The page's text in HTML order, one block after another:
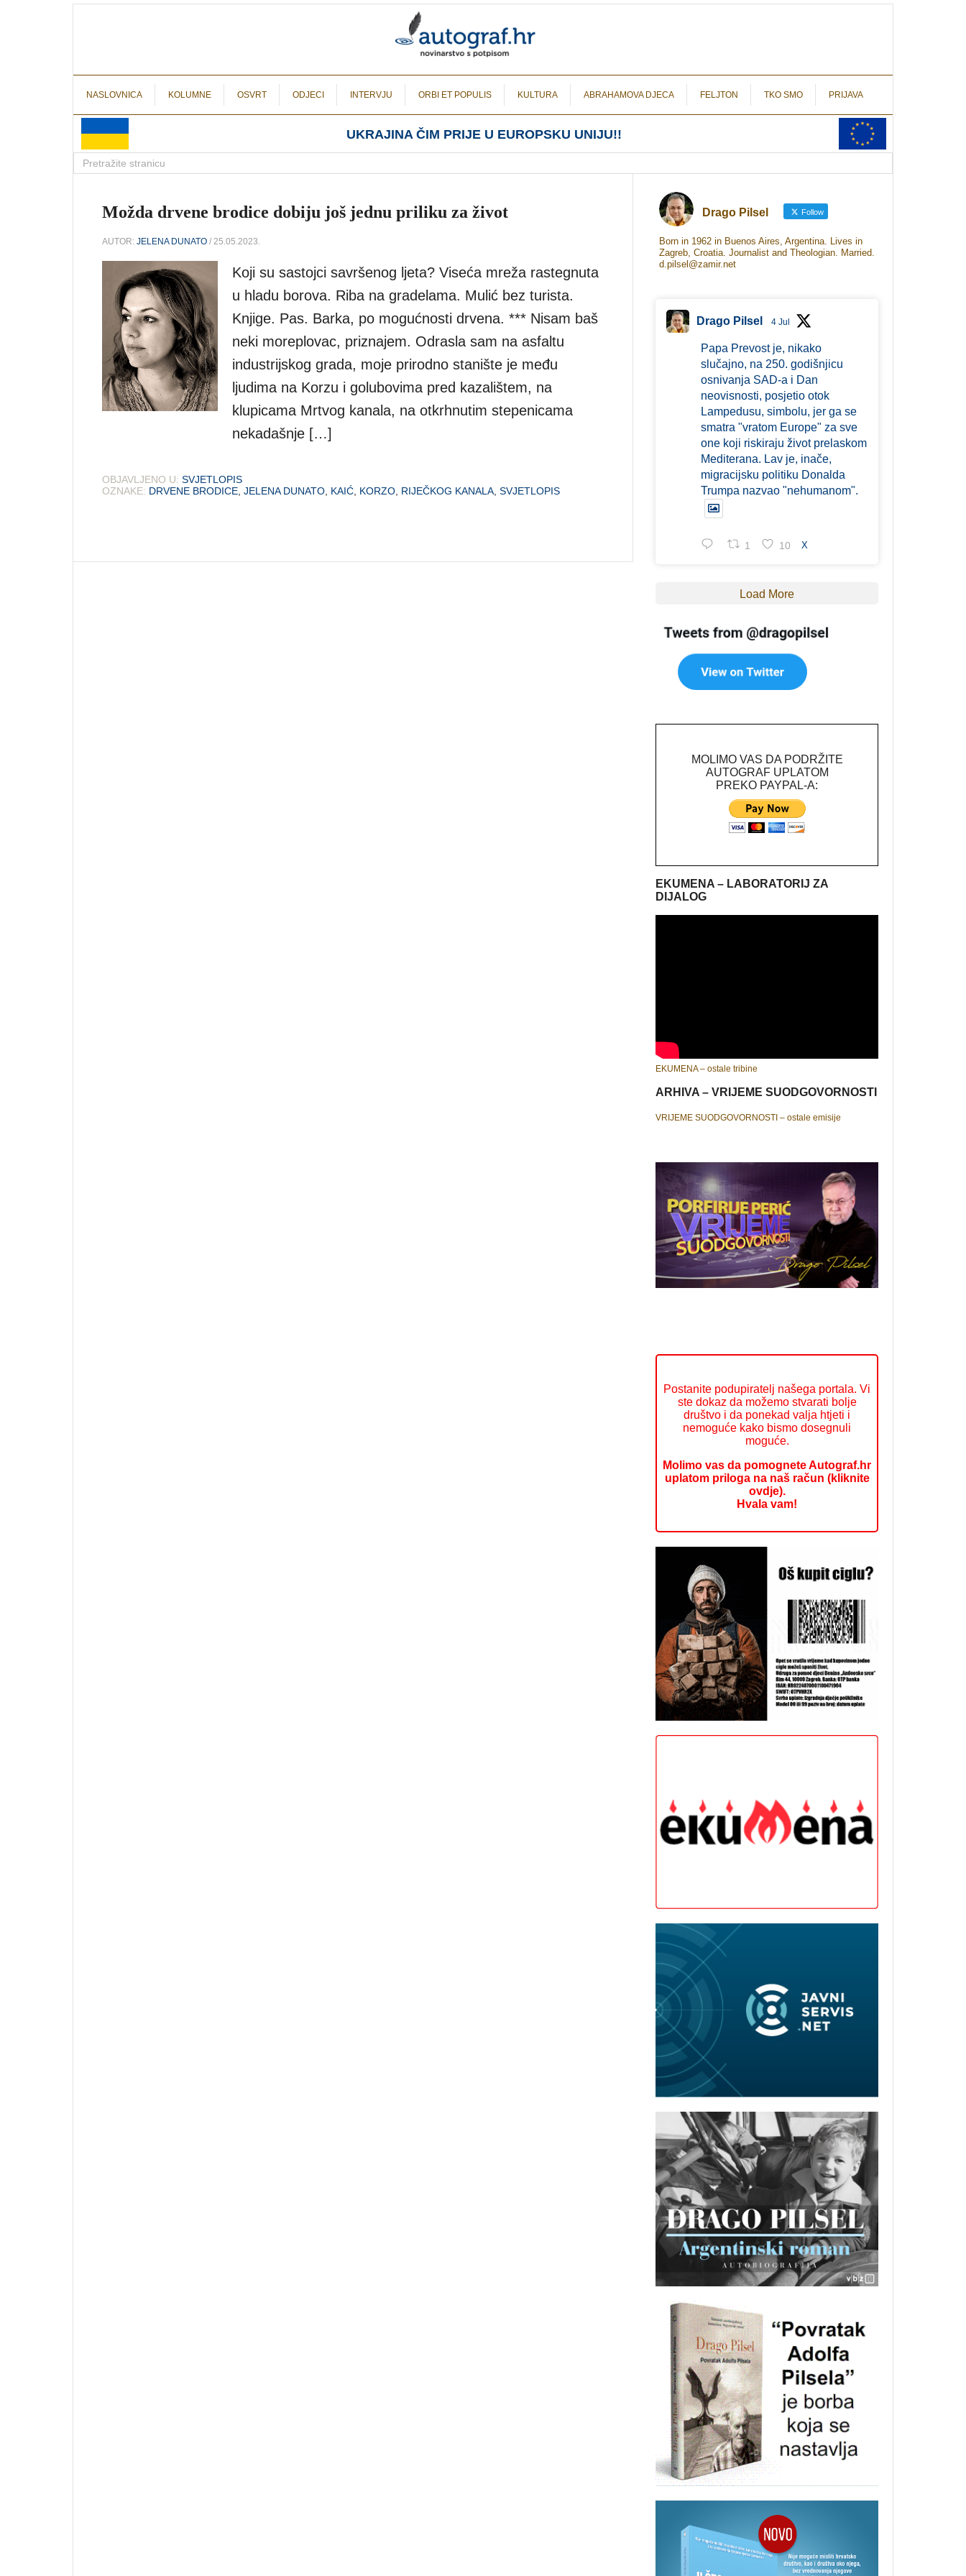
NASLOVNICA KOLUMNE OSVRT ODJECI INTERVJU ORBI ET POPULIS KULTURA ABRAHAMOVA DJECA FELJTON TKO SMO PRIJAVA
UKRAJINA ČIM PRIJE U EUROPSKU UNIJU!!
Možda drvene brodice dobiju još jednu priliku za život
AUTOR: JELENA DUNATO / 25.05.2023.
Koji su sastojci savršenog ljeta? Viseća mreža rastegnuta
u hladu borova. Riba na gradelama. Mulić bez turista.
Knjige. Pas. Barka, po mogućnosti drvena. *** Nisam baš
neki moreplovac, priznajem. Odrasla sam na asfaltu
industrijskog grada, moje prirodno stanište je među
ljudima na Korzu i golubovima pred kazalištem, na
klupicama Mrtvog kanala, na otkrhnutim stepenicama
nekadašnje […]
OBJAVLJENO U: SVJETLOPIS
OZNAKE: DRVENE BRODICE JELENA DUNATO KAIĆ KORZO RIJEČKOG KANALA SVJETLOPIS
Drago Pilsel Follow
Born in 1962 in Buenos Aires, Argentina. Lives in
Zagreb, Croatia. Journalist and Theologian. Married.
d.pilsel@zamir.net
Drago Pilsel 4 Jul
Papa Prevost je, nikako
slučajno, na 250. godišnjicu
osnivanja SAD-a i Dan
neovisnosti, posjetio otok
Lampedusu, simbolu, jer ga se
smatra "vratom Europe" za sve
one koji riskiraju život prelaskom
Mediterana. Lav je, inače,
migracijsku politiku Donalda
Trumpa nazvao "nehumanom".
1 10 X
Load More
MOLIMO VAS DA PODRŽITE
AUTOGRAF UPLATOM
PREKO PAYPAL-A:
EKUMENA – LABORATORIJ ZA
DIJALOG
EKUMENA – ostale tribine
ARHIVA – VRIJEME SUODGOVORNOSTI
VRIJEME SUODGOVORNOSTI – ostale emisije
Postanite podupiratelj našega portala. Vi
ste dokaz da možemo stvarati bolje
društvo i da ponekad valja htjeti i
nemoguće kako bismo dosegnuli
moguće.
Molimo vas da pomognete Autograf.hr
uplatom priloga na naš račun (kliknite
ovdje).
Hvala vam!